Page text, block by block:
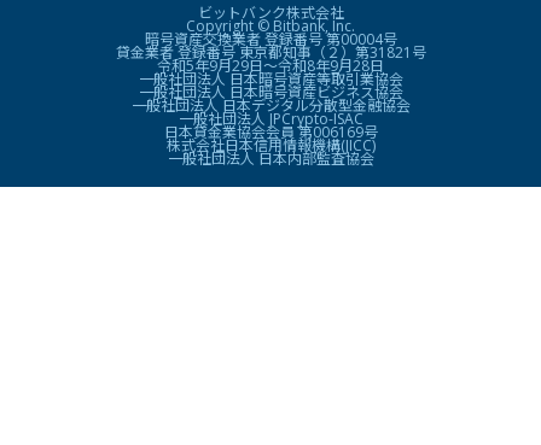
ビットバンク株式会社
Copyright © Bitbank, Inc.
暗号資産交換業者 登録番号 第00004号
貸金業者 登録番号 東京都知事（２）第31821号
令和5年9月29日〜令和8年9月28日
一般社団法人 日本暗号資産等取引業協会
一般社団法人 日本暗号資産ビジネス協会
一般社団法人 日本デジタル分散型金融協会
一般社団法人 JPCrypto-ISAC
日本貸金業協会会員 第006169号
株式会社日本信用情報機構(JICC)
一般社団法人 日本内部監査協会